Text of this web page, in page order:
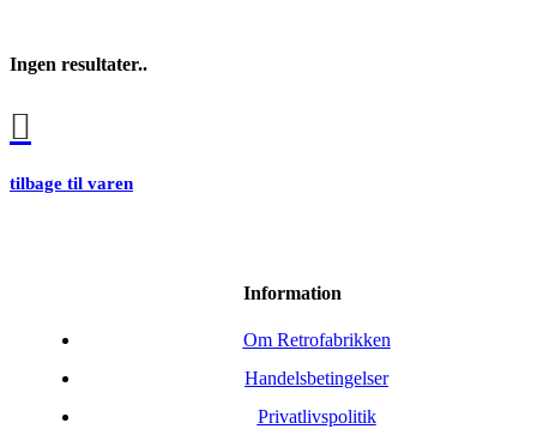
Ingen resultater..
tilbage til varen
Information
Om Retrofabrikken
Handelsbetingelser
Privatlivspolitik